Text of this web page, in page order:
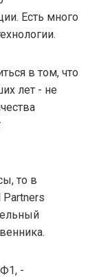
Есть много
в том, что
лет - не
то в
-